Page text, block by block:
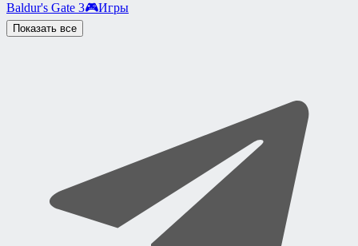
Baldur's Gate 3🎮Игры
Показать все